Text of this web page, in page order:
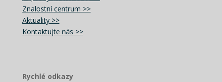
Znalostní centrum >>
Aktuality >>
Kontaktujte nás >>
Rychlé odkazy